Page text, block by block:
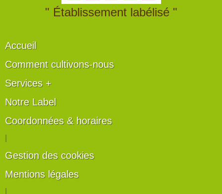
" Établissement labélisé "
Accueil
Comment cultivons-nous
Services +
Notre Label
Coordonnées & horaires
Gestion des cookies
Mentions légales